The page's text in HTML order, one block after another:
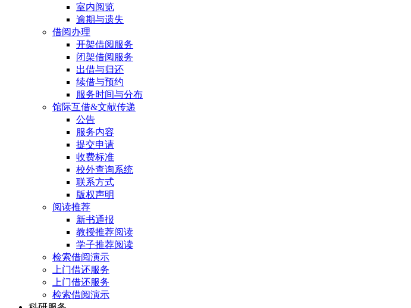
室内阅览
逾期与遗失
借阅办理
开架借阅服务
闭架借阅服务
出借与归还
续借与预约
服务时间与分布
馆际互借&文献传递
公告
服务内容
提交申请
收费标准
校外查询系统
联系方式
版权声明
阅读推荐
新书通报
教授推荐阅读
学子推荐阅读
检索借阅演示
上门借还服务
上门借还服务
检索借阅演示